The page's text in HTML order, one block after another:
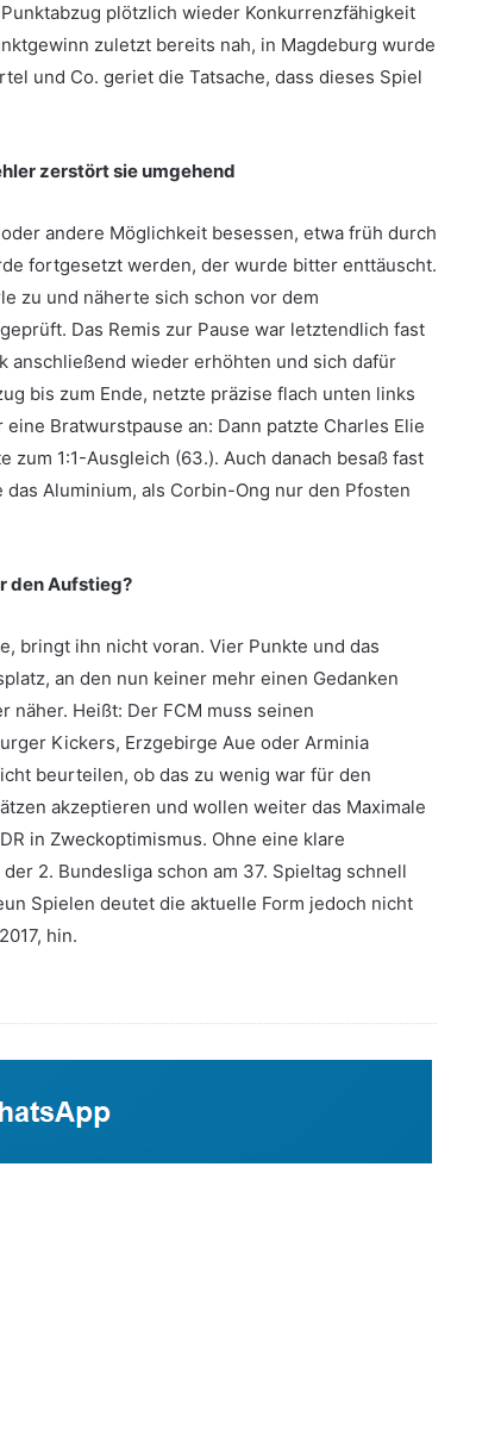
plötzlich wieder Konkurrenzfähigkeit
zuletzt bereits nah, in Magdeburg wurde
und Co. geriet die Tatsache, dass dieses Spiel
zerstört sie umgehend
andere Möglichkeit besessen, etwa früh durch
fortgesetzt werden, der wurde bitter enttäuscht.
zu und näherte sich schon vor dem
Das Remis zur Pause war letztendlich fast
anschließend wieder erhöhten und sich dafür
bis zum Ende, netzte präzise flach unten links
Bratwurstpause an: Dann patzte Charles Elie
zum 1:1-Ausgleich (63.). Auch danach besaß fast
Aluminium, als Corbin-Ong nur den Pfosten
den Aufstieg?
bringt ihn nicht voran. Vier Punkte und das
an den nun keiner mehr einen Gedanken
näher. Heißt: Der FCM muss seinen
Kickers, Erzgebirge Aue oder Arminia
beurteilen, ob das zu wenig war für den
akzeptieren und wollen weiter das Maximale
in Zweckoptimismus. Ohne eine klare
2. Bundesliga schon am 37. Spieltag schnell
Spielen deutet die aktuelle Form jedoch nicht
hin.